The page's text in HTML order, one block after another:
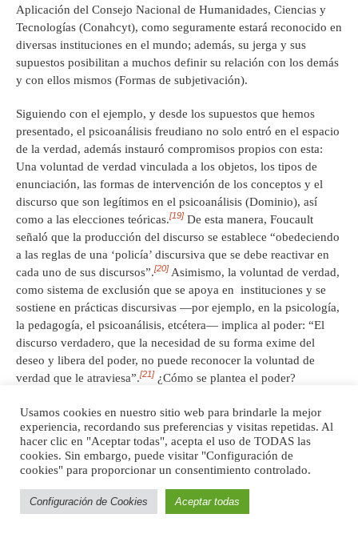
Aplicación del Consejo Nacional de Humanidades, Ciencias y
Tecnologías (Conahcyt), como seguramente estará reconocido en
diversas instituciones en el mundo; además, su jerga y sus
supuestos posibilitan a muchos definir su relación con los demás
y con ellos mismos (Formas de subjetivación).
Siguiendo con el ejemplo, y desde los supuestos que hemos
presentado, el psicoanálisis freudiano no solo entró en el espacio
de la verdad, además instauró compromisos propios con esta:
Una voluntad de verdad vinculada a los objetos, los tipos de
enunciación, las formas de intervención de los conceptos y el
discurso que son legítimos en el psicoanálisis (Dominio), así
como a las elecciones teóricas.[19] De esta manera, Foucault
señaló que la producción del discurso se establece “obedeciendo
a las reglas de una ‘policía’ discursiva que se debe reactivar en
cada uno de sus discursos”.[20] Asimismo, la voluntad de verdad,
como sistema de exclusión que se apoya en instituciones y se
sostiene en prácticas discursivas —por ejemplo, en la psicología,
la pedagogía, el psicoanálisis, etcétera— implica al poder: “El
discurso verdadero, que la necesidad de su forma exime del
deseo y libera del poder, no puede reconocer la voluntad de
verdad que le atraviesa”.[21] ¿Cómo se plantea el poder?
Recordemos que Foucault denominó con el concepto de
‘Materialidad’ del discurso a las elecciones teóricas. La
materialidad de un discurso se refería a la lógica con la que este
se repetía, al archivo. Empero, la noción de ‘Archivo’ no
reglas de un discurso con las que subsiste y se repite: Como
libro, como revista, como cátedra, como ley, como manifiesto,
Usamos cookies en nuestro sitio web para brindarle la mejor
experiencia, recordando sus preferencias y visitas repetidas. Al
hacer clic en "Aceptar todas", acepta el uso de TODAS las
cookies. Sin embargo, puede visitar "Configuración de
cookies" para proporcionar un consentimiento controlado.
Configuración de Cookies Aceptar todas